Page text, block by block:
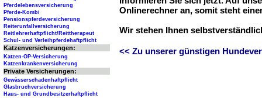
Onlinerechner an, somit steht
Wir stehen Ihnen
<< Zu unserer günstigen
Pferdelebensversicherung
Pferde-Kombi
Pensionspferdeversicherung
Reiterunfallversicherung
Reitlehrerhaftpflicht/Reittherapeut
Schul- und Verleihpferdehaftpflicht
Katzenversicherungen:
Katzen-OP-Versicherung
Katzenkrankenversicherung
Private Versicherungen:
Gewässerschadenhaftpflicht
Glasbruchversicherung
Haus- und Grundbesitzerhaftpflicht